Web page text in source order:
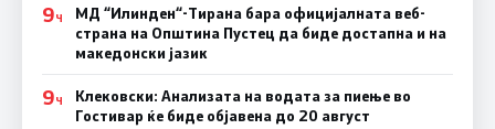
9Ч
МД “Илинден“-Тирана бара официјалната веб-
страна на Општина Пустец да биде достапна и на
македонски јазик
9Ч
Клековски: Анализата на водата за пиење во
Гостивар ќе биде објавена до 20 август